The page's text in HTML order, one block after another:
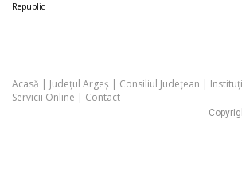
Republic
Acasă | Județul Argeș | Consiliul Județean |
Servicii Online | Contact